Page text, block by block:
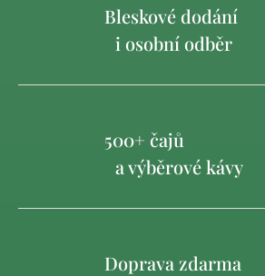
Bleskové dodání
i osobní odběr
500+ čajů
a výběrové kávy
Doprava zdarma